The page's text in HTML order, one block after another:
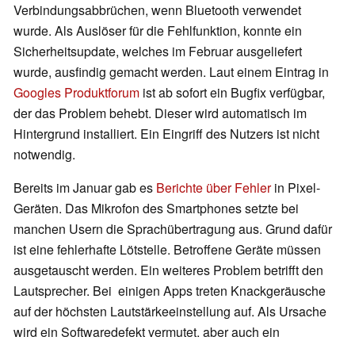
Verbindungsabbrüchen, wenn Bluetooth verwendet
wurde. Als Auslöser für die Fehlfunktion, konnte ein
Sicherheitsupdate, welches im Februar ausgeliefert
wurde, ausfindig gemacht werden. Laut einem Eintrag in
Googles Produktforum ist ab sofort ein Bugfix verfügbar,
der das Problem behebt. Dieser wird automatisch im
Hintergrund installiert. Ein Eingriff des Nutzers ist nicht
notwendig.
Bereits im Januar gab es Berichte über Fehlerin Pixel-
Geräten. Das Mikrofon des Smartphones setzte bei
manchen Usern die Sprachübertragung aus. Grund dafür
ist eine fehlerhafte Lötstelle. Betroffene Geräte müssen
ausgetauscht werden. Ein weiteres Problem betrifft den
Lautsprecher. Bei einigen Apps treten Knackgeräusche
auf der höchsten Lautstärkeeinstellung auf. Als Ursache
wird ein Softwaredefekt vermutet, aber auch ein